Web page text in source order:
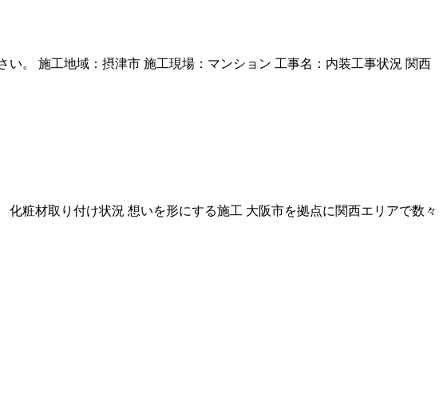
。 施工地域：摂津市 施工現場：マンション 工事名：内装工事状況 関西
粧材取り付け状況 想いを形にする施工 大阪市を拠点に関西エリアで数々